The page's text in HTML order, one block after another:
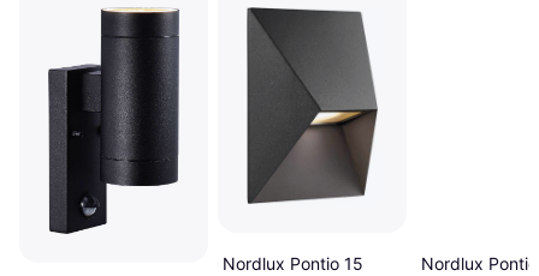
Nordlux Pontio 15
Nordlux